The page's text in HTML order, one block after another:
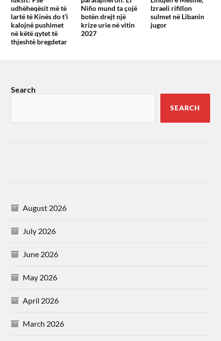
udhëheqësit më të
lartë të Kinës do t’i
kalojnë pushimet
në këtë qytet të
thjeshtë bregdetar
Niño mund ta çojë
botën drejt një
krize urie në vitin
2027
Izraeli rifillon
sulmet në Libanin
jugor
Search
SEARCH
August 2026
July 2026
June 2026
May 2026
April 2026
March 2026